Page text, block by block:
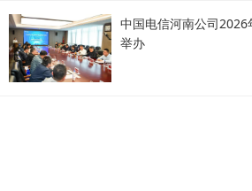
中国电信河南公司
举办